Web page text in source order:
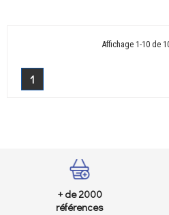
Affichage 1-10 de
1
+ de 2000
références